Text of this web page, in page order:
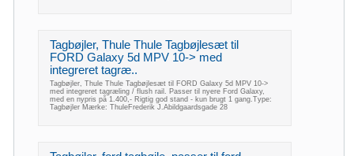
Tagbøjler, Thule Thule Tagbøjlesæt til
FORD Galaxy 5d MPV 10-> med
integreret tagræ..
Tagbøjler, Thule Thule Tagbøjlesæt til FORD Galaxy 5d MPV 10->
med integreret tagræling / flush rail. Passer til nyere Ford Galaxy,
med en nypris på 1.400,- Rigtig god stand - kun brugt 1 gang.Type:
Tagbøjler Mærke: ThuleFrederik J.Abildgaardsgade 28